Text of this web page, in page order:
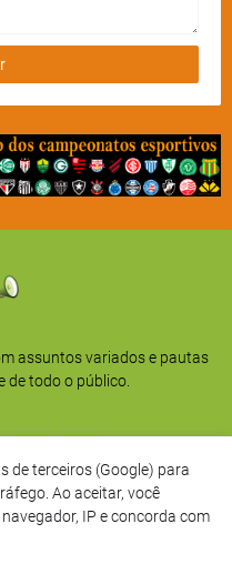
assuntos variados e pautas
de todo o público.
de terceiros (Google) para
Ao aceitar, você
IP e concorda com